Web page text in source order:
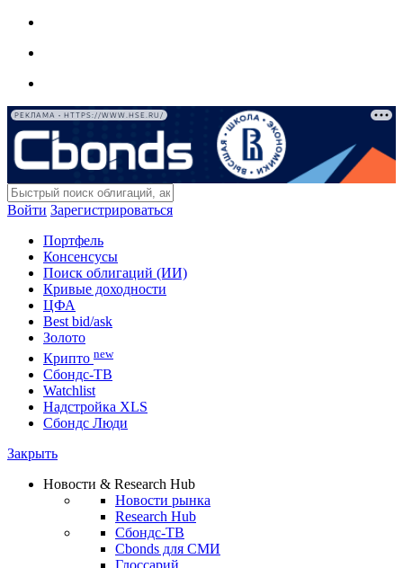
РЕКЛАМА • HTTPS://WWW.HSE.RU/
Войти Зарегистрироваться
Портфель
Консенсусы
Поиск облигаций (ИИ)
Кривые доходности
ЦФА
Best bid/ask
Золото
Крипто new
Сбондс-ТВ
Watchlist
Надстройка XLS
Сбондс Люди
Закрыть
Новости & Research Hub
Новости рынка
Research Hub
Сбондс-ТВ
Cbonds для СМИ
Глоссарий